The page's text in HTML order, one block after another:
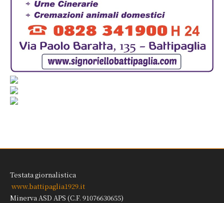
Testata giornalistica
www.battipaglia1929.it
Minerva ASD APS (C.F. 91076630655)